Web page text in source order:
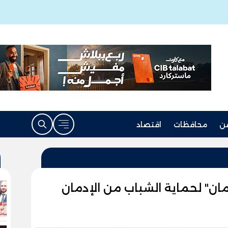
محافظات اقتصاد
لحماية الشباب من الإدمان